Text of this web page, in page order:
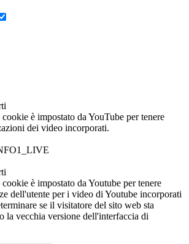
cookie è impostato da YouTube per tenere
dei video incorporati.
cookie è impostato da Youtube per tenere
dell'utente per i video di Youtube incorporati
se il visitatore del sito web sta
la vecchia versione dell'interfaccia di